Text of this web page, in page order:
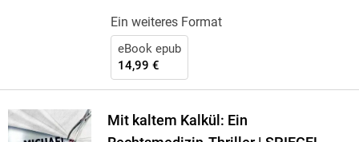
Ein weiteres Format
eBook epub
14,99 €
Mit kaltem Kalkül: Ein